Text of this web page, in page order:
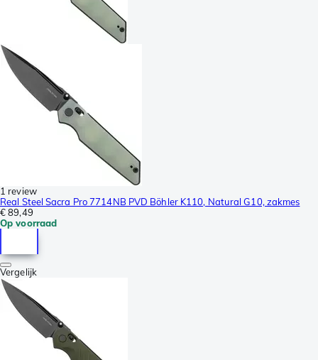
1 review
Real Steel Sacra Pro 7714NB PVD Böhler K110, Natural G10, zakmes
€ 89,49
Op voorraad
Vergelijk